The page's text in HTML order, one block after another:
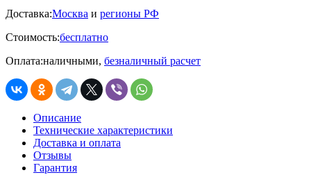
Доставка:Москва и регионы РФ
Стоимость:бесплатно
Оплата:наличными, безналичный расчет
Описание
Технические характеристики
Доставка и оплата
Отзывы
Гарантия